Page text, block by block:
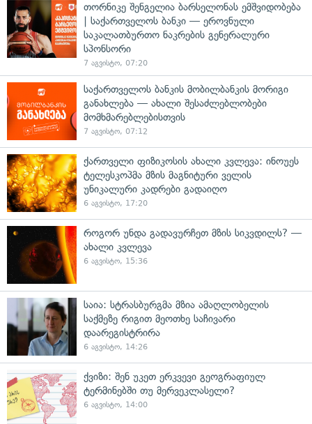
თორნიკე შენგელია ბარსელონას ემშვიდობება
| საქართველოს ბანკი — ეროვნული
საკალათბურთო ნაკრების გენერალური
სპონსორი
7 აგვისტო, 07:20
საქართველოს ბანკის მობილბანკის მორიგი
განახლება — ახალი შესაძლებლობები
მომხმარებლებისთვის
7 აგვისტო, 07:12
ქართველი ფიზიკოსის ახალი კვლევა: ინოუეს
ტელესკოპმა მზის მაგნიტური ველის
უნიკალური კადრები გადაიღო
6 აგვისტო, 17:20
როგორ უნდა გადავურჩეთ მზის სიკვდილს? —
ახალი კვლევა
6 აგვისტო, 15:36
საია: სტრასბურგმა მზია ამაღლობელის
საქმეზე რიგით მეოთხე საჩივარი
დაარეგისტრირა
6 აგვისტო, 14:26
ქვიზი: შენ უკეთ ერკვევი გეოგრაფიულ
ტერმინებში თუ მერვეკლასელი?
6 აგვისტო, 14:00